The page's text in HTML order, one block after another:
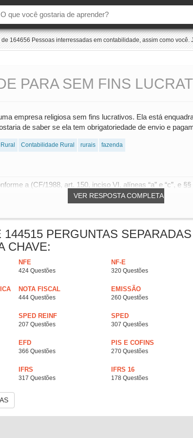
164656 Pessoas interressadas em contabilidade, assim como você.
PARA SEM FINS
empresa religiosa sem fins lucrativos. Ela está
de saber se ela tem obrigatoriedade de envio e
Contabilidade Rural rurais fazenda
VER RESPOSTA COMPLETA
a (CF/1988, art. 150, inciso VI, alíneas “a” e “c”, e §§
PERGUNTAS SEPARADAS
CHAVE:
NFE
424 Questões
NF-E
320 Questões
NOTA FISCAL
444 Questões
EMISSÃO
260 Questões
SPED REINF
207 Questões
SPED
307 Questões
EFD
366 Questões
PIS E COFINS
270 Questões
IFRS
317 Questões
IFRS 16
178 Questões